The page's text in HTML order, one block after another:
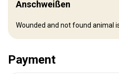
Waffen-Verleih:
Anschweißen
Wounded and not found animal
Payment